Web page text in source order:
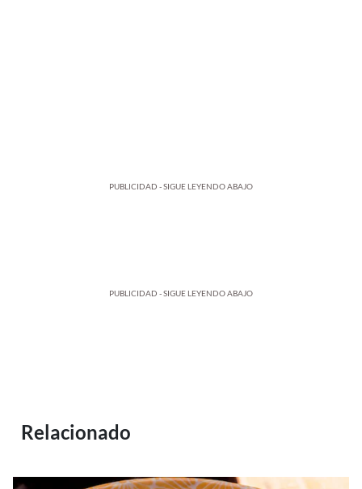
PUBLICIDAD - SIGUE LEYENDO ABAJO
PUBLICIDAD - SIGUE LEYENDO ABAJO
Relacionado